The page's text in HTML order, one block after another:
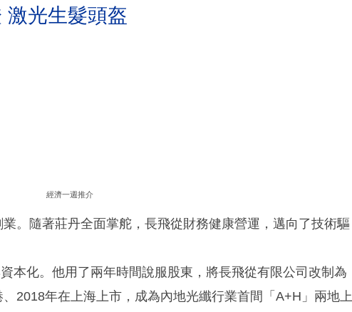
激光生髮頭盔
經濟一週推介
。隨著莊丹全面掌舵，長飛從財務健康營運，邁向了技術驅
本化。他用了兩年時間說服股東，將長飛從有限公司改制為
2018年在上海上市，成為內地光纖行業首間「A+H」兩地上